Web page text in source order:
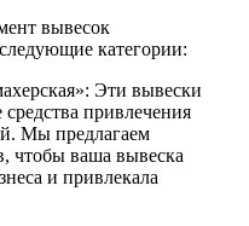
вывесок
категории:
Эти вывески
привлечения
Мы предлагаем
чтобы ваша вывеска
и привлекала